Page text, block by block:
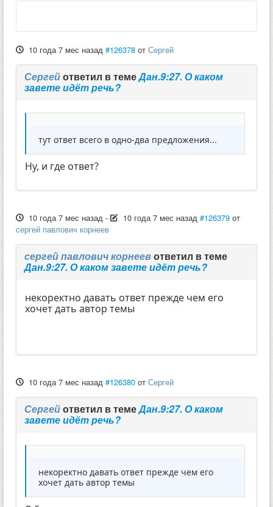
10 года 7 мес назад #126378 отСергей
Сергейответил в темеДан.9:27. О каком
завете идёт речь?
тут ответ всего в одно-два предложения...
Ну, и где ответ?
10 года 7 мес назад - 10 года 7 мес назад #126379 от
сергей павлович корнеев
сергей павлович корнеевответил в теме
Дан.9:27. О каком завете идёт речь?
некоректно давать ответ прежде чем его
хочет дать автор темы
10 года 7 мес назад #126380 отСергей
Сергейответил в темеДан.9:27. О каком
завете идёт речь?
некоректно давать ответ прежде чем его
хочет дать автор темы